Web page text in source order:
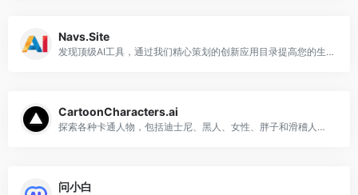
Navs.Site
发现顶级AI工具，通过我们精心策划的创新应用目录提高您的生产力。
CartoonCharacters.ai
探索各种卡通人物，包括迪士尼、黑人、女性、胖子和滑稽人物等
问小白